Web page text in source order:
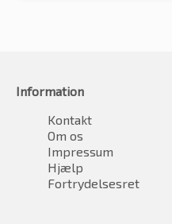
Information
Kontakt
Om os
Impressum
Hjælp
Fortrydelsesret